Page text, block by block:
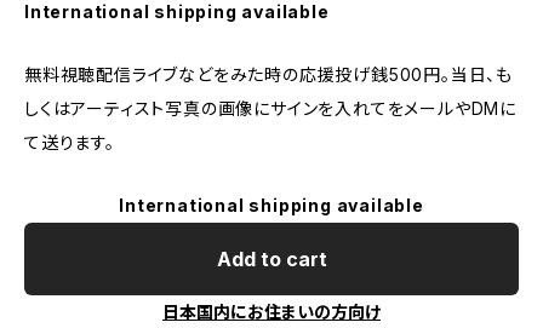
International shipping available
無料視聴配信ライブなどをみた時の応援投げ銭500円。当日、も
しくはアーティスト写真の画像にサインを入れてをメールやDMに
て送ります。
International shipping available
Add to cart
日本国内にお住まいの方向け